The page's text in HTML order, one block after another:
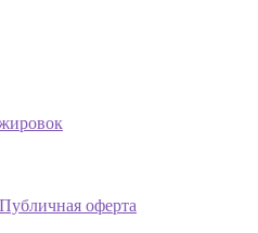
Публичная оферта